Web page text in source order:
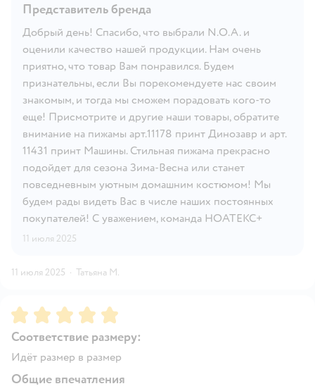
Представитель бренда
Добрый день! Спасибо, что выбрали N.O.A. и
оценили качество нашей продукции. Нам очень
приятно, что товар Вам понравился. Будем
признательны, если Вы порекомендуете нас своим
знакомым, и тогда мы сможем порадовать кого-то
еще! Присмотрите и другие наши товары, обратите
внимание на пижамы арт.11178 принт Динозавр и арт.
11431 принт Машины. Стильная пижама прекрасно
подойдет для сезона Зима-Весна или станет
повседневным уютным домашним костюмом! Мы
будем рады видеть Вас в числе наших постоянных
покупателей! С уважением, команда НОАТЕКС+
11 июля 2025
11 июля 2025 · Татьяна М.
Рейтинг:5
Соответствие размеру:
Идёт размер в размер
Общие впечатления